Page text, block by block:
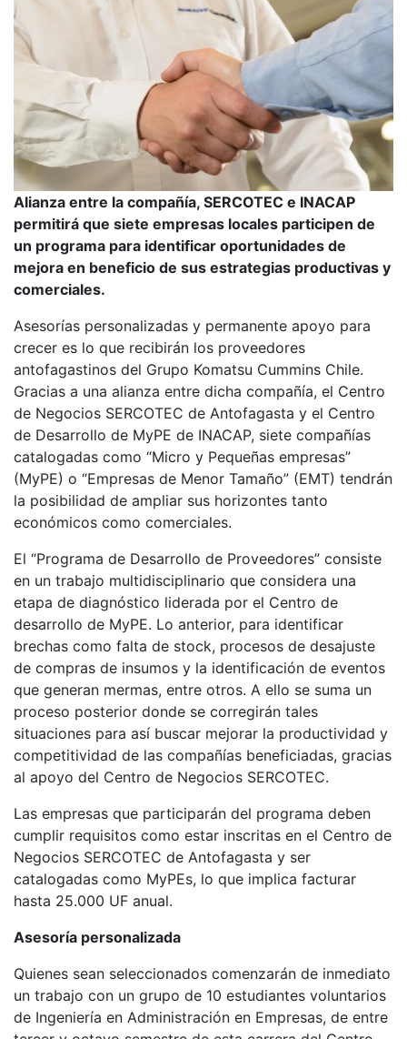
Alianza entre la compañía, SERCOTEC e INACAP
permitirá que siete empresas locales participen de
un programa para identificar oportunidades de
mejora en beneficio de sus estrategias productivas y
comerciales.
Asesorías personalizadas y permanente apoyo para
crecer es lo que recibirán los proveedores
antofagastinos del Grupo Komatsu Cummins Chile.
Gracias a una alianza entre dicha compañía, el Centro
de Negocios SERCOTEC de Antofagasta y el Centro
de Desarrollo de MyPE de INACAP, siete compañías
catalogadas como “Micro y Pequeñas empresas”
(MyPE) o “Empresas de Menor Tamaño” (EMT) tendrán
la posibilidad de ampliar sus horizontes tanto
económicos como comerciales.
El “Programa de Desarrollo de Proveedores” consiste
en un trabajo multidisciplinario que considera una
etapa de diagnóstico liderada por el Centro de
desarrollo de MyPE. Lo anterior, para identificar
brechas como falta de stock, procesos de desajuste
de compras de insumos y la identificación de eventos
que generan mermas, entre otros. A ello se suma un
proceso posterior donde se corregirán tales
situaciones para así buscar mejorar la productividad y
competitividad de las compañías beneficiadas, gracias
al apoyo del Centro de Negocios SERCOTEC.
Las empresas que participarán del programa deben
cumplir requisitos como estar inscritas en el Centro de
Negocios SERCOTEC de Antofagasta y ser
catalogadas como MyPEs, lo que implica facturar
hasta 25.000 UF anual.
Asesoría personalizada
Quienes sean seleccionados comenzarán de inmediato
un trabajo con un grupo de 10 estudiantes voluntarios
de Ingeniería en Administración en Empresas, de entre